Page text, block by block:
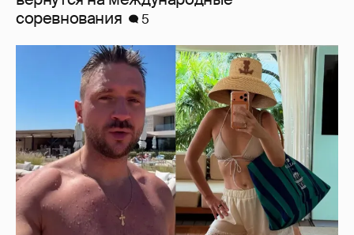
От Шанхая до Мальдив: как отдыхают
Сергей Лазарев с детьми, Ксения Собчак
и Наиля Аскер-заде
9